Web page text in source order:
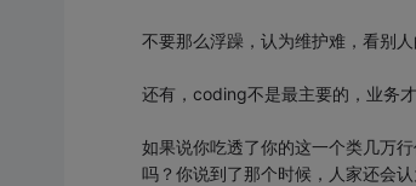
不要那么浮躁，认为维护难，看别
还有，coding不是最主要的，业务
如果说你吃透了你的这一个类几万
吗？你说到了那个时候，人家还会